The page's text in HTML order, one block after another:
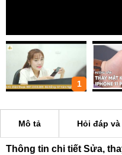
1
Mô tả Hỏi đáp
Thông tin chi tiết Sửa,